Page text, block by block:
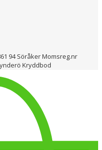
94 Söråker Momsreg.nr
Kryddbod